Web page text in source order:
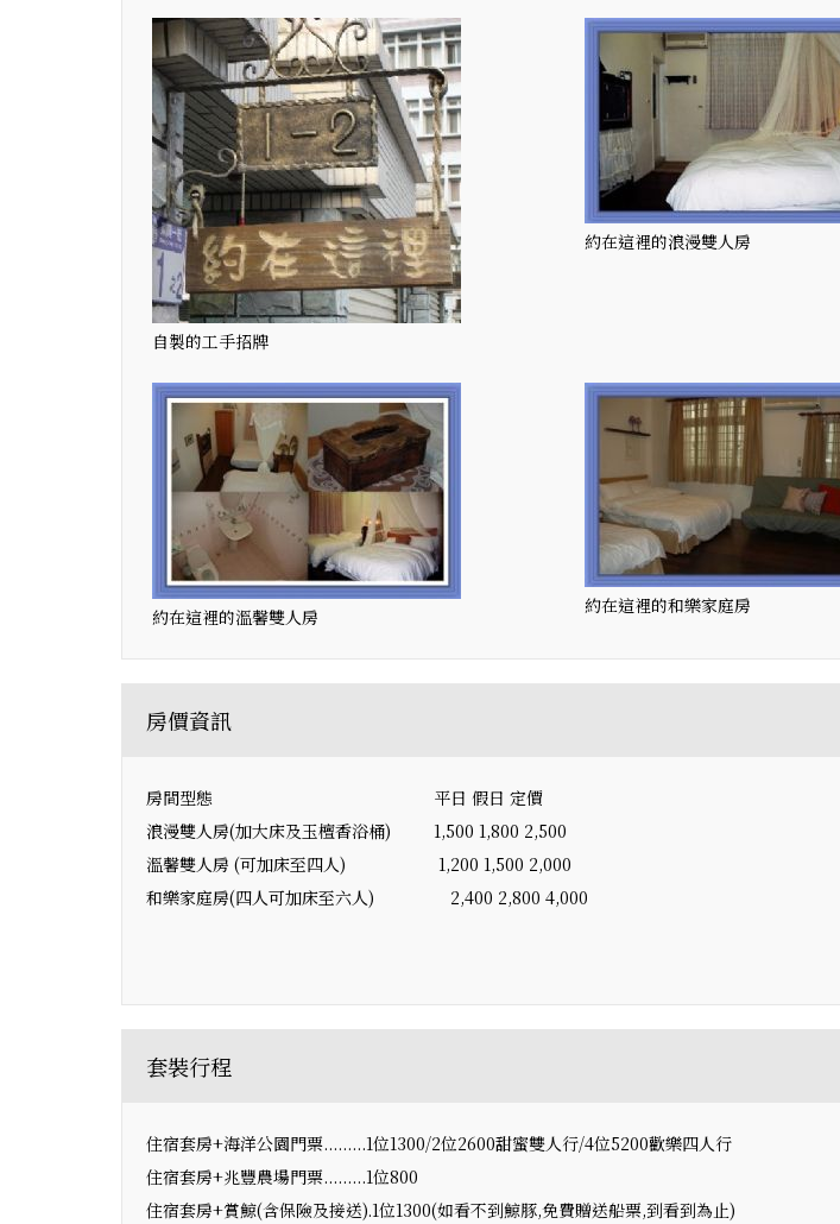
自製的工手招牌
約在這裡的浪漫雙人房
約在這裡的溫馨雙人房 約在這裡的和樂家庭房
房價資訊
房間型態 平日 假日 定價
浪漫雙人房(加大床及玉檀香浴桶) 1,500 1,800 2,500
溫馨雙人房 (可加床至四人) 1,200 1,500 2,000
和樂家庭房(四人可加床至六人) 2,400 2,800 4,000
套裝行程
住宿套房+海洋公園門票.........1位1300/2位2600甜蜜雙人行/4位5200歡樂四人行
住宿套房+兆豐農場門票.........1位800
住宿套房+賞鯨(含保險及接送).1位1300(如看不到鯨豚,免費贈送船票,到看到為止)